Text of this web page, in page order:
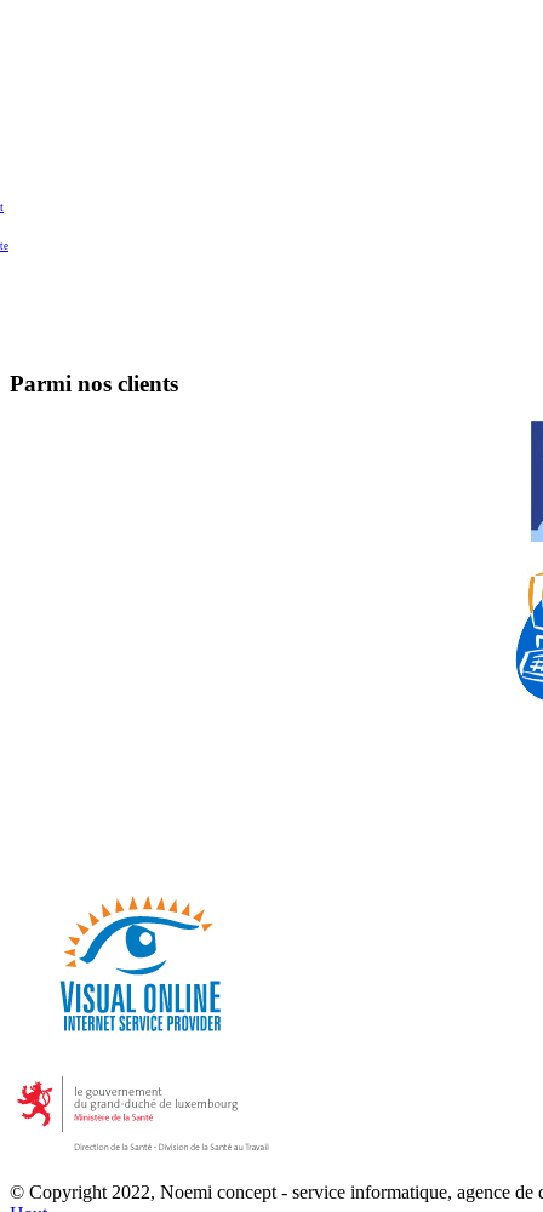
Parmi nos clients
© Copyright 2022, Noemi concept - service informatique, agence